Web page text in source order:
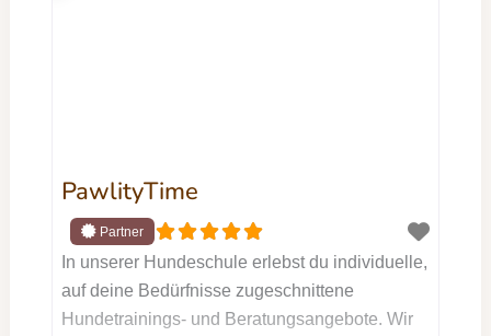
PawlityTime
In unserer Hundeschule erlebst du individuelle,
auf deine Bedürfnisse zugeschnittene
Hundetrainings- und Beratungsangebote. Wir